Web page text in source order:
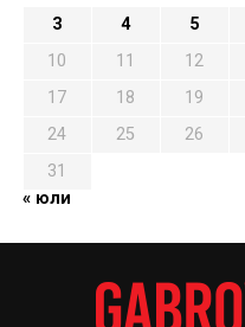
3
4 5
10
11 12
17
18 19
24
25 26
31
« юли